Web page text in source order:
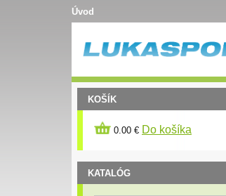
Úvod
KOŠÍK
0.00 € Do košíka
KATALÓG